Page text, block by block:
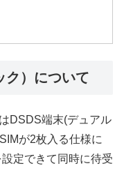
ク）について
DSDS端末(デュアル
が2枚入る仕様に
定できて同時に待受